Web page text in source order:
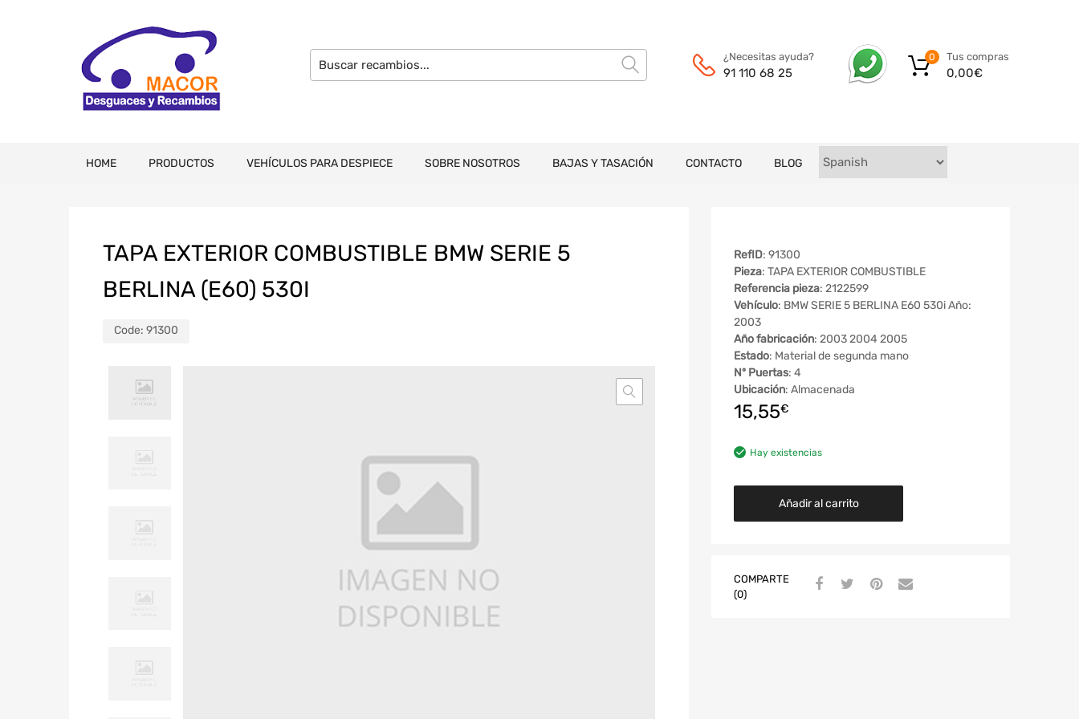
¿Necesitas ayuda?
91 110 68 25
Tus compras
0,00€
0
HOME PRODUCTOS VEHÍCULOS PARA DESPIECE SOBRE NOSOTROS BAJAS Y TASACIÓN CONTACTO BLOG
TAPA EXTERIOR COMBUSTIBLE BMW SERIE 5
BERLINA (E60) 530I
Code: 91300
RefID: 91300
Pieza: TAPA EXTERIOR COMBUSTIBLE
Referencia pieza: 2122599
Vehículo: BMW SERIE 5 BERLINA E60 530i Año:
2003
Año fabricación: 2003 2004 2005
Estado: Material de segunda mano
Nº Puertas: 4
Ubicación: Almacenada
15,55€
Hay existencias
Añadir al carrito
COMPARTE
(0)